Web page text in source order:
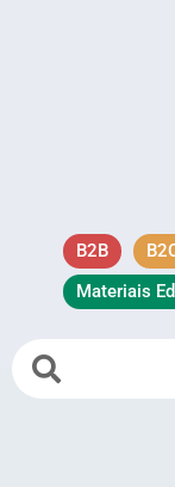
B2B
Materiais